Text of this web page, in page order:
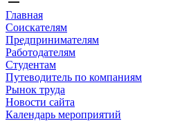
Главная
Соискателям
Предпринимателям
Работодателям
Студентам
Путеводитель по компаниям
Рынок труда
Новости сайта
Календарь мероприятий